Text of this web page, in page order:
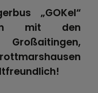
„GOKel“
mit den